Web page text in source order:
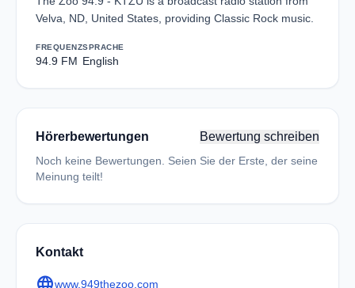
Velva, ND, United States, providing Classic Rock music.
FREQUENZ
94.9 FM
SPRACHE
English
Hörerbewertungen Bewertung schreiben
Noch keine Bewertungen. Seien Sie der Erste, der seine
Meinung teilt!
Kontakt
www.949thezoo.com